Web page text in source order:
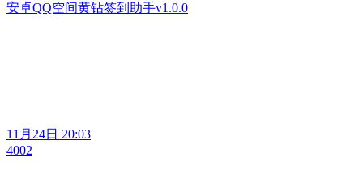
安卓QQ空间黄钻签到助手v1.0.0
11月24日 20:03
4002